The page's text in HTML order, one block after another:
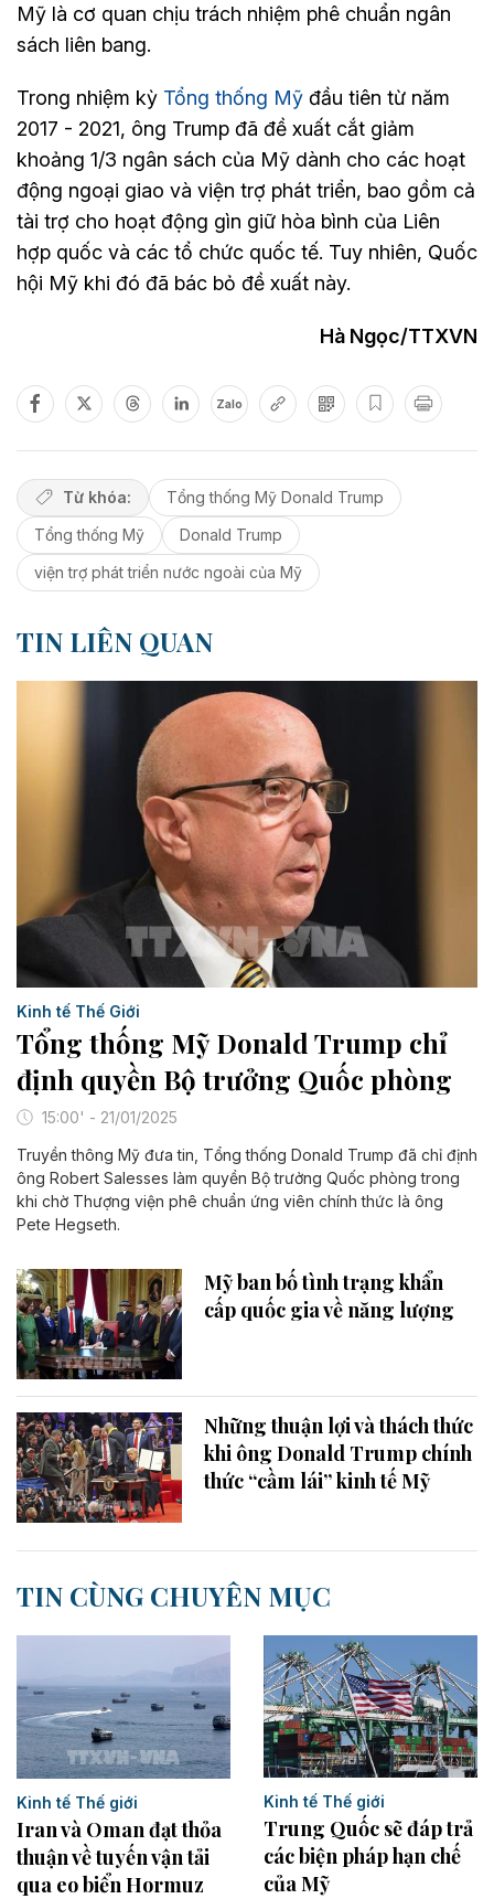
Mỹ là cơ quan chịu trách nhiệm phê chuẩn ngân
sách liên bang.
Trong nhiệm kỳ Tổng thống Mỹ đầu tiên từ năm
2017 - 2021, ông Trump đã đề xuất cắt giảm
khoảng 1/3 ngân sách của Mỹ dành cho các hoạt
động ngoại giao và viện trợ phát triển, bao gồm cả
tài trợ cho hoạt động gìn giữ hòa bình của Liên
hợp quốc và các tổ chức quốc tế. Tuy nhiên, Quốc
hội Mỹ khi đó đã bác bỏ đề xuất này.
Hà Ngọc/TTXVN
Zalo
Từ khóa:
Tổng thống Mỹ Donald Trump
Tổng thống Mỹ
Donald Trump
viện trợ phát triển nước ngoài của Mỹ
TIN LIÊN QUAN
Kinh tế Thế Giới
Tổng thống Mỹ Donald Trump chỉ
định quyền Bộ trưởng Quốc phòng
15:00' - 21/01/2025
Truyền thông Mỹ đưa tin, Tổng thống Donald Trump đã chỉ định
ông Robert Salesses làm quyền Bộ trưởng Quốc phòng trong
khi chờ Thượng viện phê chuẩn ứng viên chính thức là ông
Pete Hegseth.
Mỹ ban bố tình trạng khẩn
cấp quốc gia về năng lượng
Những thuận lợi và thách thức
khi ông Donald Trump chính
thức “cầm lái” kinh tế Mỹ
TIN CÙNG CHUYÊN MỤC
Kinh tế Thế giới
Iran và Oman đạt thỏa
thuận về tuyến vận tải
qua eo biển Hormuz
Kinh tế Thế giới
Trung Quốc sẽ đáp trả
các biện pháp hạn chế
của Mỹ